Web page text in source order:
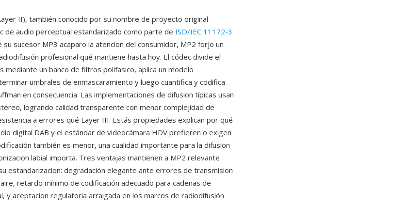
II), también conocido por su nombre de proyecto original
de audio perceptual estandarizado como parte de ISO/IEC 11172-3
sucesor MP3 acaparo la atencion del consumidor, MP2 forjo un
profesional qué mantiene hasta hoy. El códec divide el
mediante un banco de filtros polifasico, aplica un modelo
umbrales de enmascaramiento y luego cuantifica y codifica
en consecuencia. Las implementaciones de difusion típicas usan
logrando calidad transparente con menor complejidad de
a errores qué Layer III. Estás propiedades explican por qué
digital DAB y el estándar de videocámara HDV prefieren o exigen
también es menor, una cualidad importante para la difusion
labial importa. Tres ventajas mantienen a MP2 relevante
estandarizacion: degradación elegante ante errores de transmision
retardo mínimo de codificación adecuado para cadenas de
y aceptacion regulatoria arraigada en los marcos de radiodifusión